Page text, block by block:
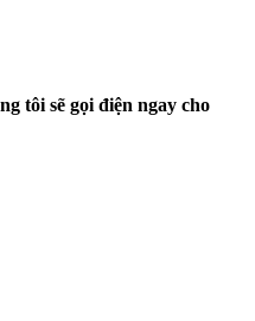
tôi sẽ gọi điện ngay cho